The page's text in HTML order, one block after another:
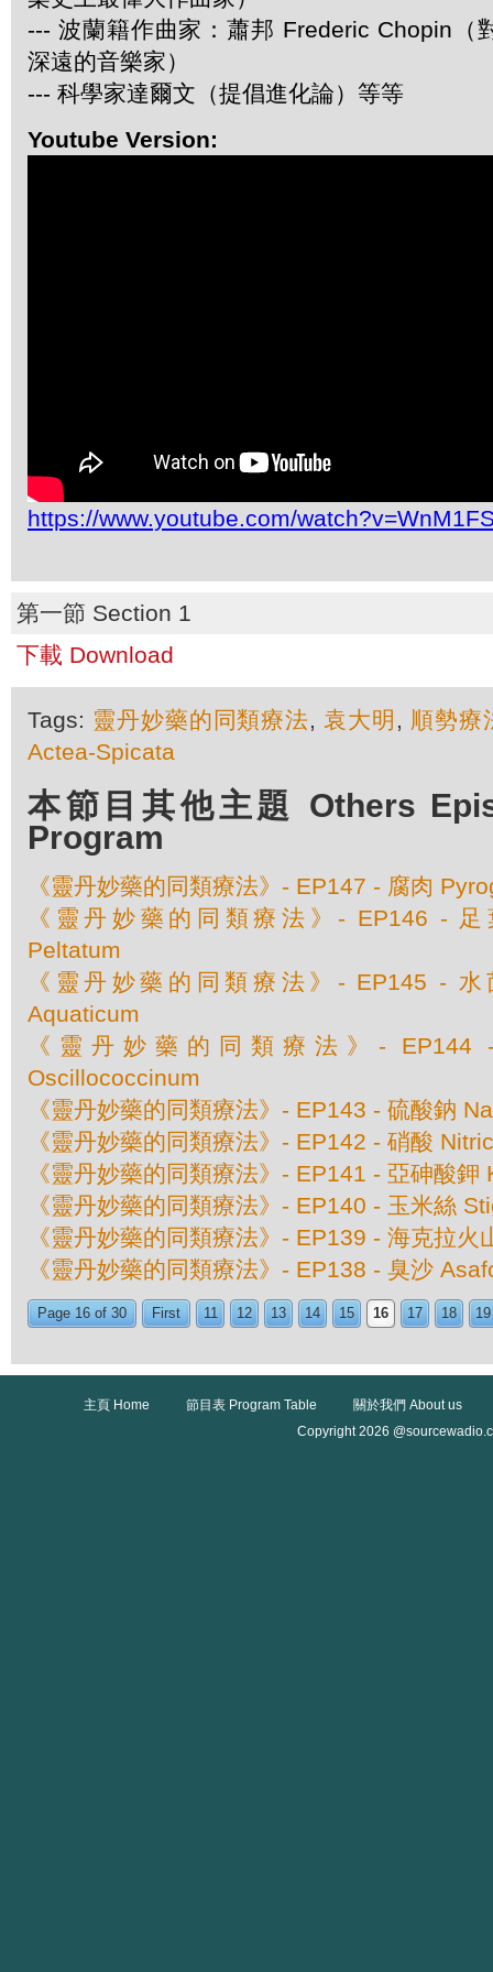
--- 波蘭籍作曲家：蕭邦 Frederic Chopin（
深遠的音樂家）
--- 科學家達爾文（提倡進化論）等等
Youtube Version:
https://www.youtube.com/
第一節 Section 1
下載 Download
Tags: 靈丹妙藥的同類療法,袁大明 , 順勢療
Actea-Spicata
本節目其他主題 Others
Program
《靈丹妙藥的同類療法》- EP147 - 腐肉
《靈丹妙藥的同類療法》- EP146 - 足
Peltatum
《靈丹妙藥的同類療法》- EP145 - 水
Aquaticum
《靈丹妙藥的同類療法》-
Oscillococcinum
《靈丹妙藥的同類療法》- EP143 - 硫酸鈉
《靈丹妙藥的同類療法》- EP142 - 硝酸
《靈丹妙藥的同類療法》- EP141 - 亞砷酸
《靈丹妙藥的同類療法》- EP140 - 玉米絲
《靈丹妙藥的同類療法》- EP139 - 海克拉
《靈丹妙藥的同類療法》- EP138 - 臭沙
Page 16 of 30 First 11 12 13 14 15 16 17 18 19
主頁 Home 節目表 Program Table
關於我們 About us
Copyright 2026